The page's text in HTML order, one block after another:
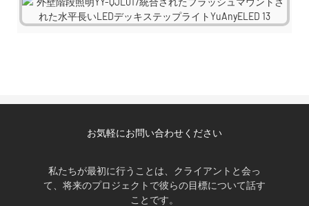
お気軽にお問い合わせください
私たちが最初に行うことは、クライアントと会っ
て、将来のプロジェクトで彼らの目標について話す
ことです。